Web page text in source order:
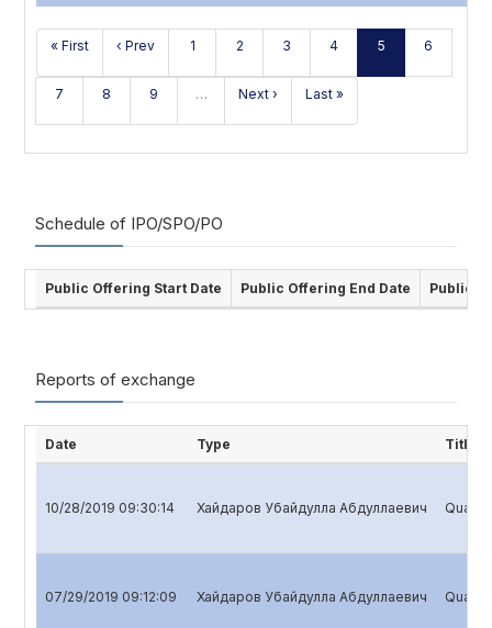
« First ‹ Prev 1 2 3 4 5 6
7 8 9 … Next › Last »
Schedule of IPO/SPO/PO
Public Offering Start Date Public Offering End Date Public
Reports of exchange
Date Type Title
10/28/2019 09:30:14 Хайдаров Убайдулла Абдуллаевич
07/29/2019 09:12:09 Хайдаров Убайдулла Абдуллаевич